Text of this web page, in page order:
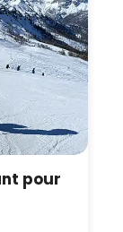
pour